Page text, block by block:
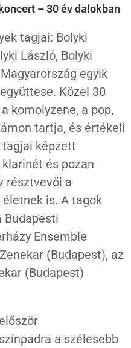
– 30 év dalokban
tagjai: Bolyki
László, Bolyki
egyik
Közel 30
komolyzene, a pop,
tartja, és értékeli
képzett
és pozan
résztvevői a
is. A tagok
Budapesti
Ensemble
(Budapest), az
(Budapest)
a szélesebb